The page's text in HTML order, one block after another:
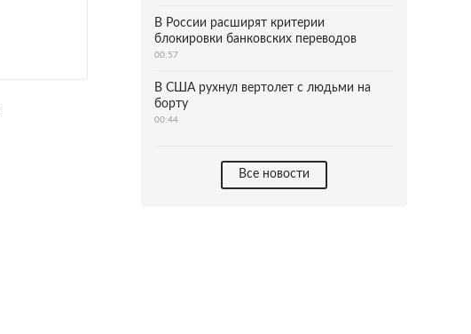
В России расширят критерии
блокировки банковских переводов
00:57
В США рухнул вертолет с людьми на
борту
00:44
Все новости